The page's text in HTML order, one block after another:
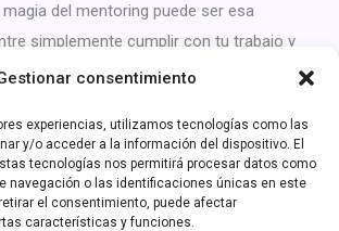
consentimiento
experiencias, utilizamos tecnologías como las
y/o acceder a la información del dispositivo. El
tecnologías nos permitirá procesar datos como
navegación o las identificaciones únicas en este
el consentimiento, puede afectar
características y funciones.
magia del mentoring puede ser esa
simplemente cumplir con tu trabajo y
una oportunidad para crecer. ¿Qué tipo de
conectadopara publicar un comentario.